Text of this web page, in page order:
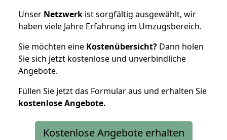
Unser Netzwerk ist sorgfältig ausgewählt, wir
haben viele Jahre Erfahrung im Umzugsbereich.
Sie möchten eine Kostenübersicht? Dann holen
Sie sich jetzt kostenlose und unverbindliche
Angebote.
Füllen Sie jetzt das Formular aus und erhalten Sie
kostenloseAngebote.
Kostenlose Angebote erhalten